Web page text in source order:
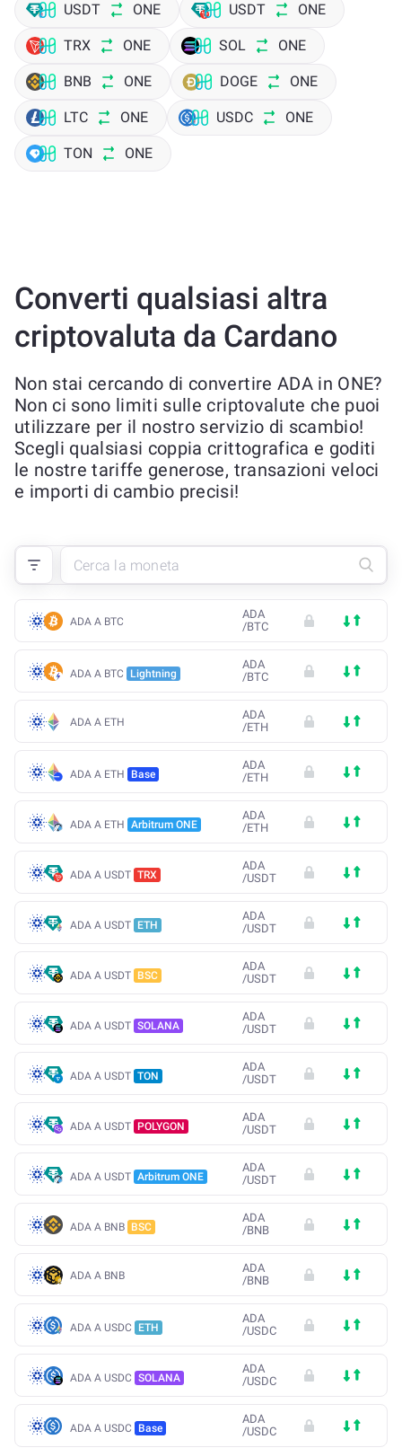
USDT ONE USDT ONE
TRX ONE SOL ONE
BNB ONE DOGE ONE
LTC ONE USDC ONE
TON ONE
Converti qualsiasi altra
criptovaluta da Cardano
Non stai cercando di convertire ADA in ONE?
Non ci sono limiti sulle criptovalute che puoi
utilizzare per il nostro servizio di scambio!
Scegli qualsiasi coppia crittografica e goditi
le nostre tariffe generose, transazioni veloci
e importi di cambio precisi!
ADA A BTC
ADA
/BTC
ADA A BTC Lightning
ADA
/BTC
ADA A ETH
ADA
/ETH
ADA A ETH Base
ADA
/ETH
ADA A ETH Arbitrum ONE
ADA
/ETH
ADA A USDT TRX
ADA
/USDT
ADA A USDT ETH
ADA
/USDT
ADA A USDT BSC
ADA
/USDT
ADA A USDT SOLANA
ADA
/USDT
ADA A USDT TON
ADA
/USDT
ADA A USDT POLYGON
ADA
/USDT
ADA A USDT Arbitrum ONE
ADA
/USDT
ADA A BNB BSC
ADA
/BNB
ADA A BNB
ADA
/BNB
ADA A USDC ETH
ADA
/USDC
ADA A USDC SOLANA
ADA
/USDC
ADA A USDC Base
ADA
/USDC